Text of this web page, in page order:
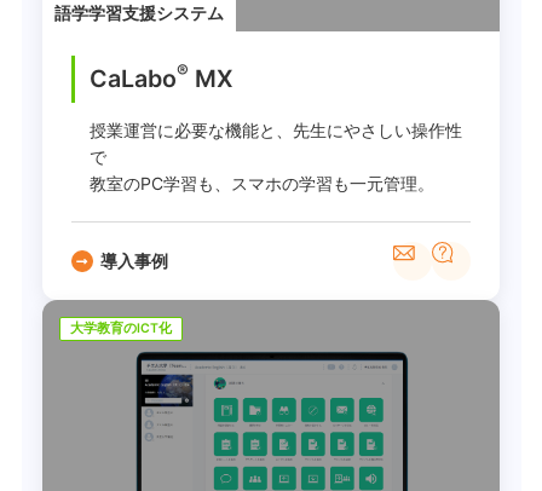
語学学習支援システム
CaLabo® MX
授業運営に必要な機能と、先生にやさしい操作性
で
教室のPC学習も、スマホの学習も一元管理。
導入事例
大学教育のICT化